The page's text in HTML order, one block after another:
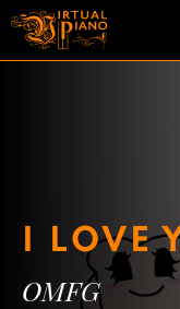
Skip
content
I LOVE
OMFG